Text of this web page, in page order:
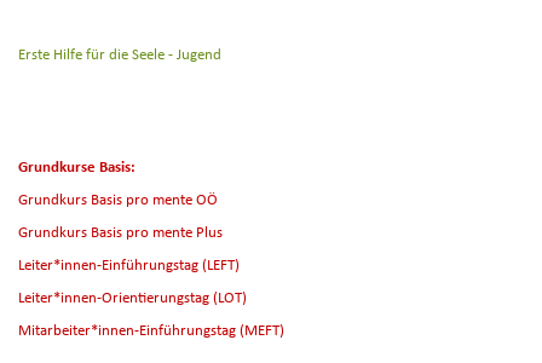
Erste Hilfe für die Seele - Jugend
Grundkurse Basis:
Grundkurs Basis pro mente OÖ
Grundkurs Basis pro mente Plus
Leiter*innen-Einführungstag (LEFT)
Leiter*innen-Orientierungstag (LOT)
Mitarbeiter*innen-Einführungstag (MEFT)